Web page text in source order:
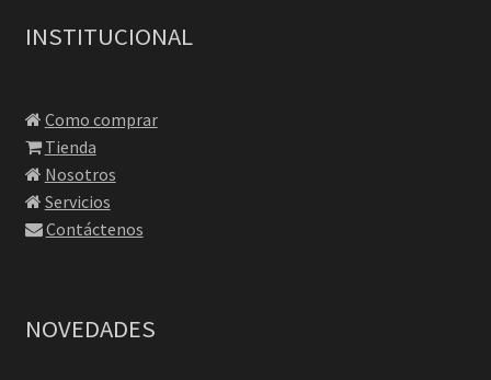
INSTITUCIONAL
Como comprar
Tienda
Nosotros
Servicios
Contáctenos
NOVEDADES